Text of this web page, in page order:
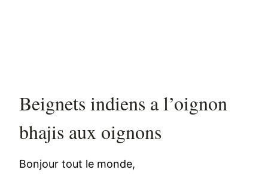
Beignets indiens a l’oignon
bhajis aux oignons
Bonjour tout le monde,